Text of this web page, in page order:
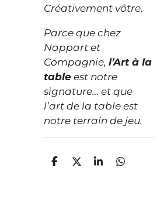
Créativement vôtre,
Parce que chez
Nappart et
Compagnie, l’Art à la
table est notre
signature… et que
l’art de la table est
notre terrain de jeu.
P
P
P
P